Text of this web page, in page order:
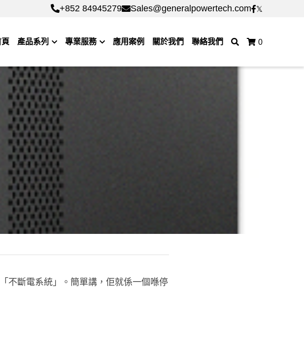
+852 84945279 Sales@generalpowertech.com
+852 84945279 Sales@generalpowertech.com
產品系列 專業服務 應用案例 關於我們 聯絡我們 0
不斷電系統」。簡單講，佢就係一個喺停